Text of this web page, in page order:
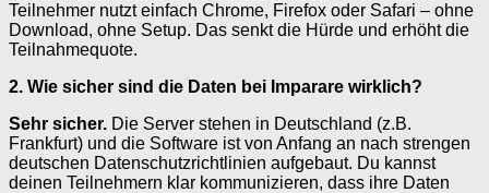
Teilnehmer nutzt einfach Chrome, Firefox oder Safari – ohne
Download, ohne Setup. Das senkt die Hürde und erhöht die
Teilnahmequote.
2. Wie sicher sind die Daten bei Imparare wirklich?
Sehr sicher. Die Server stehen in Deutschland (z.B.
Frankfurt) und die Software ist von Anfang an nach strengen
deutschen Datenschutzrichtlinien aufgebaut. Du kannst
deinen Teilnehmern klar kommunizieren, dass ihre Daten